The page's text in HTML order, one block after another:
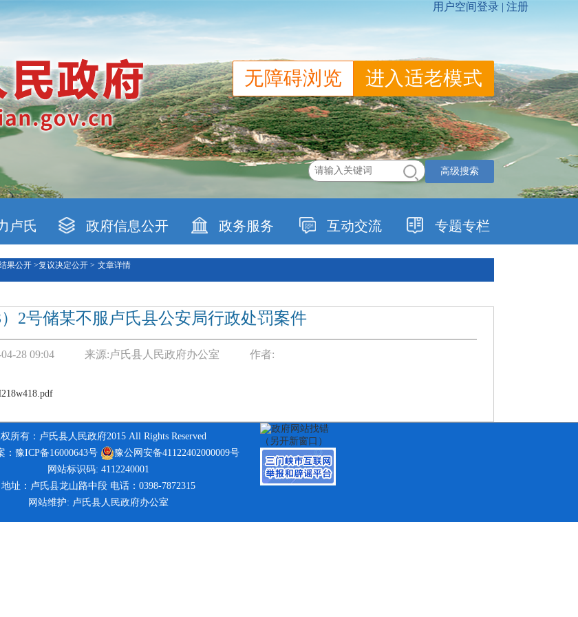
无障碍浏览 进入适老模式
高级搜索
卢氏 政府信息公开 政务服务 互动交流 专题专栏
果公开 >复议决定公开 > 文章详情
）2号储某不服卢氏县公安局行政处罚案件
28 09:04 来源:卢氏县人民政府办公室 作者:
所有：卢氏县人民政府2015 All Rights Reserved
：豫ICP备16000643号
豫公网安备41122402000009号
网站标识码: 4112240001
地址：卢氏县龙山路中段 电话：0398-7872315
网站维护: 卢氏县人民政府办公室